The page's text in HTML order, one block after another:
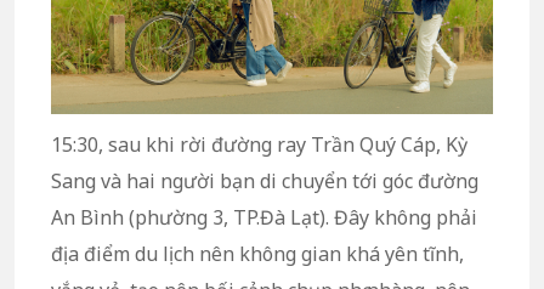
15:30, sau khi rời đường ray Trần Quý Cáp, Kỳ
Sang và hai người bạn di chuyển tới góc đường
An Bình (phường 3, TP.Đà Lạt). Đây không phải
địa điểm du lịch nên không gian khá yên tĩnh,